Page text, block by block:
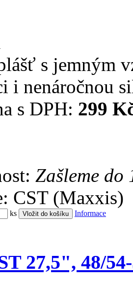
s jemným
i
s DPH: 299
Zašleme do
CST (Maxxis)
ks Informace
27,5", 48/